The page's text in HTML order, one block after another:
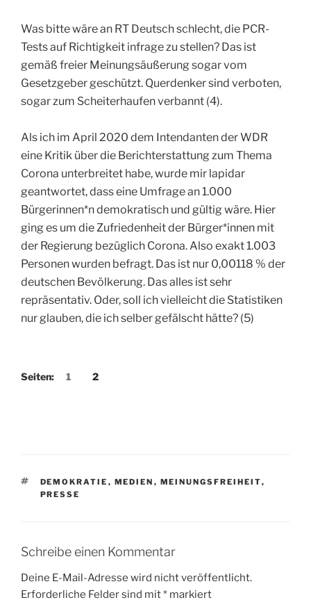
Was bitte wäre an RT Deutsch schlecht, die PCR-
Tests auf Richtigkeit infrage zu stellen? Das ist
gemäß freier Meinungsäußerung sogar vom
Gesetzgeber geschützt. Querdenker sind verboten,
sogar zum Scheiterhaufen verbannt (4).
Als ich im April 2020 dem Intendanten der WDR
eine Kritik über die Berichterstattung zum Thema
Corona unterbreitet habe, wurde mir lapidar
geantwortet, dass eine Umfrage an 1.000
Bürgerinnen*n demokratisch und gültig wäre. Hier
ging es um die Zufriedenheit der Bürger*innen mit
der Regierung bezüglich Corona. Also exakt 1.003
Personen wurden befragt. Das ist nur 0,00118 % der
deutschen Bevölkerung. Das alles ist sehr
repräsentativ. Oder, soll ich vielleicht die Statistiken
nur glauben, die ich selber gefälscht hätte? (5)
Seiten: 1 2
SCHLAGWÖRTER
DEMOKRATIE , MEDIEN , MEINUNGSFREIHEIT,
PRESSE
Schreibe einen Kommentar
Deine E-Mail-Adresse wird nicht veröffentlicht.
Erforderliche Felder sind mit* markiert